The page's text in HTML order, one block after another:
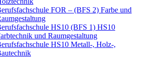
FOR – (BFS 2) Farbe und
HS10 (BFS 1) HS10
und Raumgestaltung
HS10 Metall-, Holz-,